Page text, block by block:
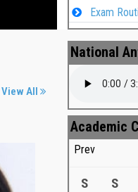
Exam
View All
National
Academic
Prev
S S